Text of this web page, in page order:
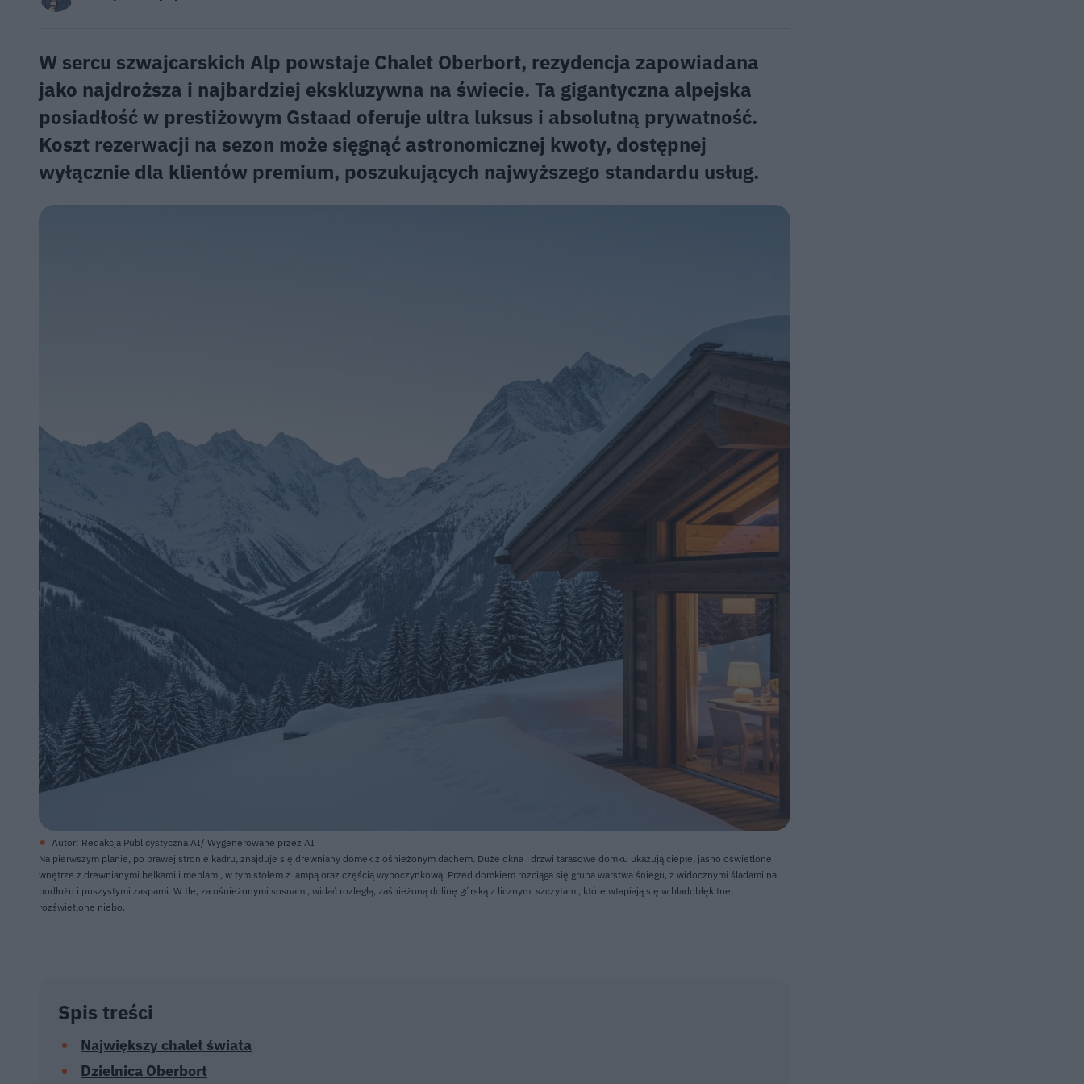
W sercu szwajcarskich Alp powstaje Chalet Oberbort, rezydencja zapowiadana
jako najdroższa i najbardziej ekskluzywna na świecie. Ta gigantyczna alpejska
posiadłość w prestiżowym Gstaad oferuje ultra luksus i absolutną prywatność.
Koszt rezerwacji na sezon może sięgnąć astronomicznej kwoty, dostępnej
wyłącznie dla klientów premium, poszukujących najwyższego standardu usług.
Autor: Redakcja Publicystyczna AI/ Wygenerowane przez AI
Na pierwszym planie, po prawej stronie kadru, znajduje się drewniany domek z ośnieżonym dachem. Duże okna i drzwi tarasowe domku ukazują ciepłe, jasno oświetlone
wnętrze z drewnianymi belkami i meblami, w tym stołem z lampą oraz częścią wypoczynkową. Przed domkiem rozciąga się gruba warstwa śniegu, z widocznymi śladami na
podłożu i puszystymi zaspami. W tle, za ośnieżonymi sosnami, widać rozległą, zaśnieżoną dolinę górską z licznymi szczytami, które wtapiają się w bladobłękitne,
rozświetlone niebo.
Spis treści
Największy chalet świata
Dzielnica Oberbort